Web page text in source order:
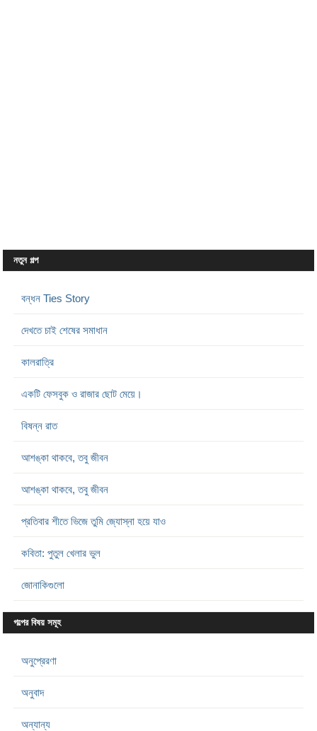
নতুন গল্প
বন্ধন Ties Story
দেখতে চাই শেষের সমাধান
কালরাত্রি
একটি ফেসবুক ও রাজার ছোট মেয়ে।
বিষন্ন রাত
আশঙ্কা থাকবে, তবু জীবন
আশঙ্কা থাকবে, তবু জীবন
প্রতিবার শীতে ভিজে তুমি জ্যোস্না হয়ে যাও
কবিতা: পুতুল খেলার ভুল
জোনাকিগুলো
গল্পের বিষয় সমূহ
অনুপ্রেরণা
অনুবাদ
অন্যান্য